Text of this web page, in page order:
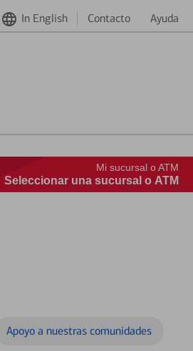
In English Contacto Ayuda
Mi sucursal o ATM
Seleccionar una sucursal o ATM
Apoyo a nuestras comunidades